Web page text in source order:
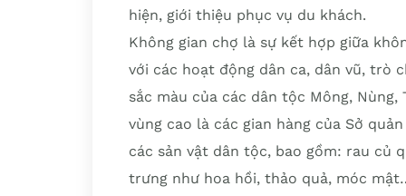
hiện, giới thiệu phục vụ du khách.
Không gian chợ là sự kết hợp giữa
với các hoạt động dân ca, dân vũ, trò
sắc màu của các dân tộc Mông,
vùng cao là các gian hàng của Sở
các sản vật dân tộc, bao gồm: rau củ
trưng như hoa hồi, thảo quả, móc